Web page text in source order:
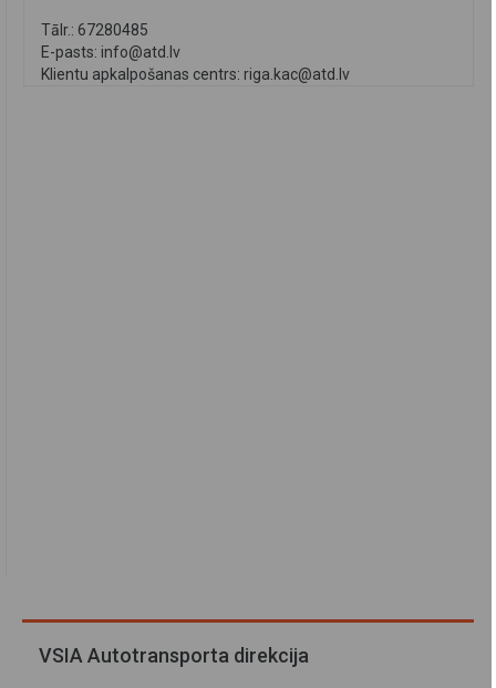
Tālr.: 67280485
E-pasts: info@atd.lv
Klientu apkalpošanas centrs: riga.kac@atd.lv
VSIA Autotransporta direkcija